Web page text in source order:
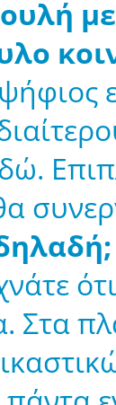
Στα